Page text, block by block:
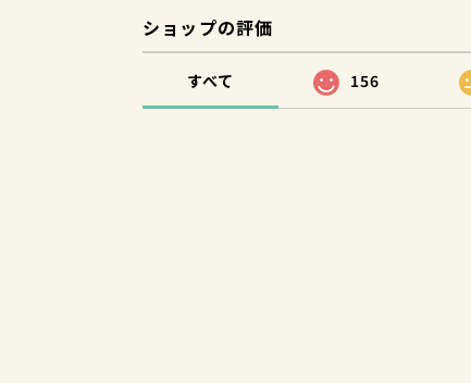
ショップの評価
すべて 156